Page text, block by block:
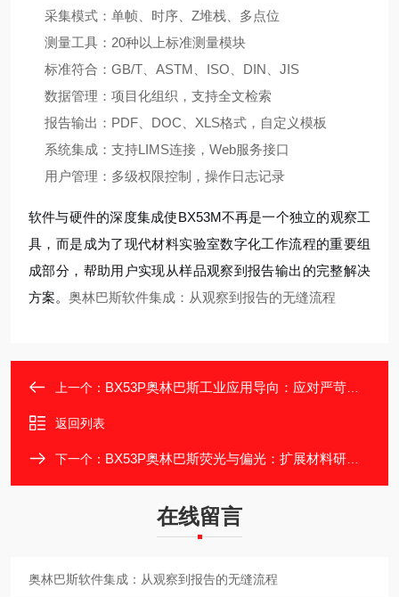
采集模式：单帧、时序、Z堆栈、多点位
测量工具：20种以上标准测量模块
标准符合：GB/T、ASTM、ISO、DIN、JIS
数据管理：项目化组织，支持全文检索
报告输出：PDF、DOC、XLS格式，自定义模板
系统集成：支持LIMS连接，Web服务接口
用户管理：多级权限控制，操作日志记录
软件与硬件的深度集成使BX53M不再是一个独立的观察工
具，而是成为了现代材料实验室数字化工作流程的重要组
成部分，帮助用户实现从样品观察到报告输出的完整解决
方案。 奥林巴斯软件集成：从观察到报告的无缝流程
上一个： BX53P奥林巴斯工业应用导向：应对严苛检测环境
返回列表
下一个： BX53P奥林巴斯荧光与偏光：扩展材料研究维度
在线留言